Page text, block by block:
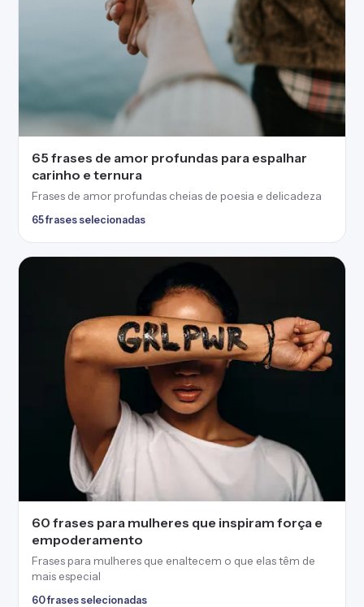
65 frases de amor profundas para espalhar
carinho e ternura
Frases de amor profundas cheias de poesia e delicadeza
65 frases selecionadas
60 frases para mulheres que inspiram força e
empoderamento
Frases para mulheres que enaltecem o que elas têm de
mais especial
60 frases selecionadas